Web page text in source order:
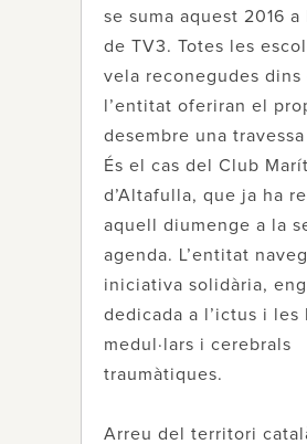
se suma aquest 2016 a
de TV3. Totes les
vela reconegudes dins
l’entitat oferiran el
desembre una
És el cas del Club
d’Altafulla, que ja ha
aquell diumenge a la
agenda. L’entitat
iniciativa solidària,
dedicada a l’ictus i les
medul·lars i cerebrals
traumàtiques.
Arreu del territori